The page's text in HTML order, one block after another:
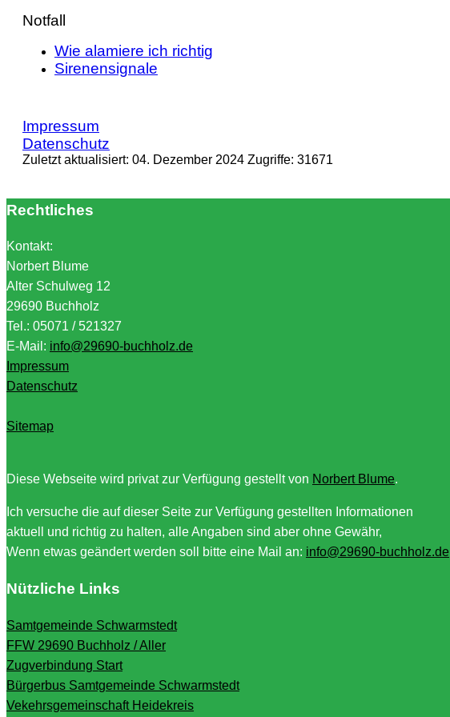
Notfall
Wie alamiere ich richtig
Sirenensignale
Impressum
Datenschutz
Zuletzt aktualisiert: 04. Dezember 2024 Zugriffe: 31671
Rechtliches
Kontakt:
Norbert Blume
Alter Schulweg 12
29690 Buchholz
Tel.: 05071 / 521327
E-Mail: info@29690-buchholz.de
Impressum
Datenschutz
Sitemap
Diese Webseite wird privat zur Verfügung gestellt von Norbert Blume.
Ich versuche die auf dieser Seite zur Verfügung gestellten Informationen
aktuell und richtig zu halten, alle Angaben sind aber ohne Gewähr,
Wenn etwas geändert werden soll bitte eine Mail an: info@29690-buchholz.de
Nützliche Links
Samtgemeinde Schwarmstedt
FFW 29690 Buchholz / Aller
Zugverbindung Start
Bürgerbus Samtgemeinde Schwarmstedt
Vekehrsgemeinschaft Heidekreis